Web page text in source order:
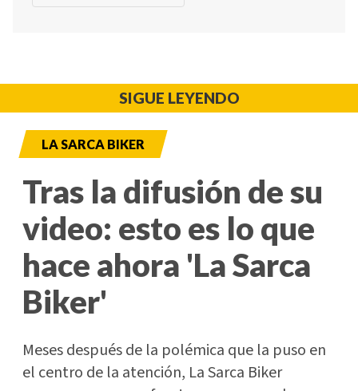
SIGUE LEYENDO
LA SARCA BIKER
Tras la difusión de su
video: esto es lo que
hace ahora 'La Sarca
Biker'
Meses después de la polémica que la puso en
el centro de la atención, La Sarca Biker